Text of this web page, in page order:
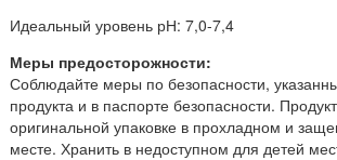
Идеальный уровень рН: 7,0-7,4
Меры предосторожности:
Соблюдайте меры по безопасности,
продукта и в паспорте безопасности.
оригинальной упаковке в прохладном и
месте. Хранить в недоступном для детей